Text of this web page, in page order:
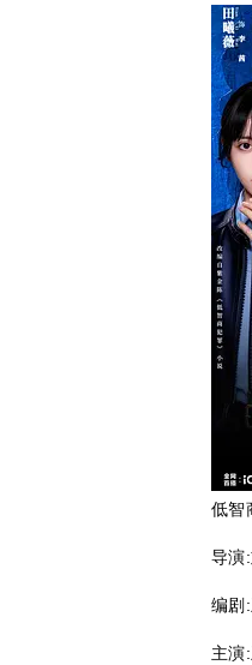
低智
导演
编剧
主演